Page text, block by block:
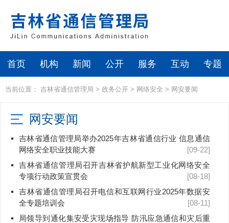
首页 机构 新闻 公开 服务 互动 专题
当前位置： 吉林省通信管理局 > 政务公开 > 网络安全 > 网安要闻
网安要闻
吉林省通信管理局举办2025年吉林省通信行业 信息通信
网络安全职业技能大赛
[09-22]
吉林省通信管理局召开吉林省护航新型工业化网络安全
专项行动政策宣贯会
[08-18]
吉林省通信管理局召开电信和互联网行业2025年数据安
全专题培训会
[08-11]
局领导到通化集安受灾现场指导 防汛应急通信和灾后重